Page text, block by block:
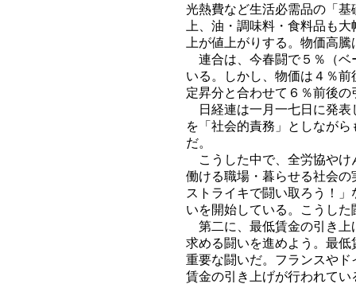
光熱費など生活必需品の「
上、油・調味料・食料品も
上が値上がりする。物価高
連合は、今春闘で５％（ベ
いる。しかし、物価は４％
定昇分と合わせて６％前後
日経連は一月一七日に発表
を「社会的責務」としなが
だ。
こうした中で、全労協やけ
働ける職場・暮らせる社会
ストライキで闘い取ろう！
いを開始している。こうし
第二に、最低賃金の引き上
求める闘いを進めよう。最
重要な闘いだ。フランスや
賃金の引き上げが行われて